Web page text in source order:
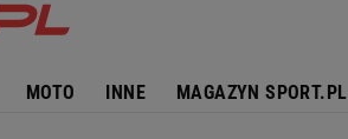
MOTO INNE MAGAZYN SPORT.PL